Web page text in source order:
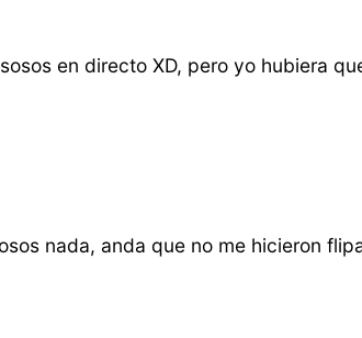
en directo XD, pero yo hubiera
nada, anda que no me hicieron